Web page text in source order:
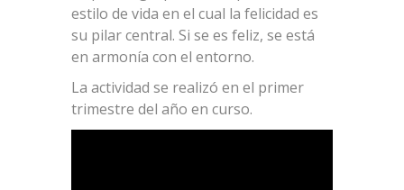
estilo de vida en el cual la felicidad es
su pilar central. Si se es feliz, se está
en armonía con el entorno.
La actividad se realizó en el primer
trimestre del año en curso.